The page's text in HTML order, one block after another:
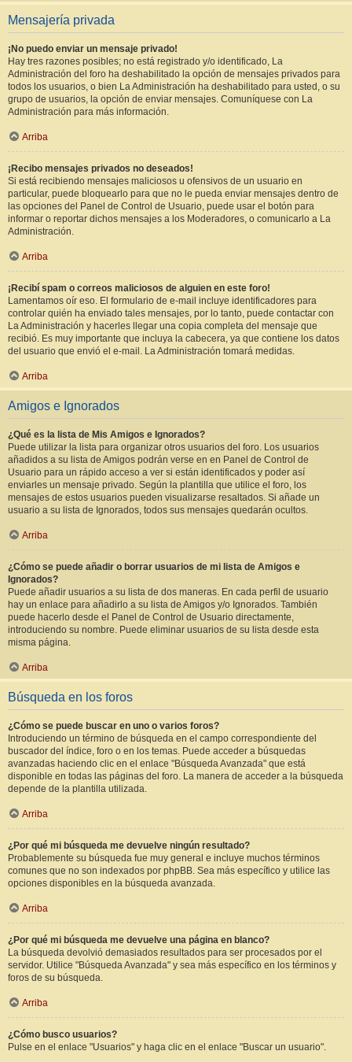
Mensajería privada
¡No puedo enviar un mensaje privado!
Hay tres razones posibles; no está registrado y/o identificado, La
Administración del foro ha deshabilitado la opción de mensajes privados para
todos los usuarios, o bien La Administración ha deshabilitado para usted, o su
grupo de usuarios, la opción de enviar mensajes. Comuníquese con La
Administración para más información.
Arriba
¡Recibo mensajes privados no deseados!
Si está recibiendo mensajes maliciosos u ofensivos de un usuario en
particular, puede bloquearlo para que no le pueda enviar mensajes dentro de
las opciones del Panel de Control de Usuario, puede usar el botón para
informar o reportar dichos mensajes a los Moderadores, o comunicarlo a La
Administración.
Arriba
¡Recibí spam o correos maliciosos de alguien en este foro!
Lamentamos oír eso. El formulario de e-mail incluye identificadores para
controlar quién ha enviado tales mensajes, por lo tanto, puede contactar con
La Administración y hacerles llegar una copia completa del mensaje que
recibió. Es muy importante que incluya la cabecera, ya que contiene los datos
del usuario que envió el e-mail. La Administración tomará medidas.
Arriba
Amigos e Ignorados
¿Qué es la lista de Mis Amigos e Ignorados?
Puede utilizar la lista para organizar otros usuarios del foro. Los usuarios
añadidos a su lista de Amigos podrán verse en en Panel de Control de
Usuario para un rápido acceso a ver si están identificados y poder así
enviarles un mensaje privado. Según la plantilla que utilice el foro, los
mensajes de estos usuarios pueden visualizarse resaltados. Si añade un
usuario a su lista de Ignorados, todos sus mensajes quedarán ocultos.
Arriba
¿Cómo se puede añadir o borrar usuarios de mi lista de Amigos e
Ignorados?
Puede añadir usuarios a su lista de dos maneras. En cada perfil de usuario
hay un enlace para añadirlo a su lista de Amigos y/o Ignorados. También
puede hacerlo desde el Panel de Control de Usuario directamente,
introduciendo su nombre. Puede eliminar usuarios de su lista desde esta
misma página.
Arriba
Búsqueda en los foros
¿Cómo se puede buscar en uno o varios foros?
Introduciendo un término de búsqueda en el campo correspondiente del
buscador del índice, foro o en los temas. Puede acceder a búsquedas
avanzadas haciendo clic en el enlace "Búsqueda Avanzada" que está
disponible en todas las páginas del foro. La manera de acceder a la búsqueda
depende de la plantilla utilizada.
Arriba
¿Por qué mi búsqueda me devuelve ningún resultado?
Probablemente su búsqueda fue muy general e incluye muchos términos
comunes que no son indexados por phpBB. Sea más específico y utilice las
opciones disponibles en la búsqueda avanzada.
Arriba
¿Por qué mi búsqueda me devuelve una página en blanco?
La búsqueda devolvió demasiados resultados para ser procesados por el
servidor. Utilice "Búsqueda Avanzada" y sea más específico en los términos y
foros de su búsqueda.
Arriba
¿Cómo busco usuarios?
Pulse en el enlace "Usuarios" y haga clic en el enlace "Buscar un usuario".